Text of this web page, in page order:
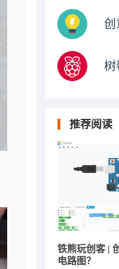
创
树
推荐阅读
铁熊玩创客 |
电路图？